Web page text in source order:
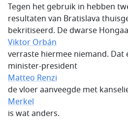
Tegen het gebruik in hebben
resultaten van Bratislava
bekritiseerd. De dwarse
Viktor Orbán
verraste hiermee niemand. Dat
minister-president
Matteo Renzi
de vloer aanveegde met
Merkel
is wat anders.